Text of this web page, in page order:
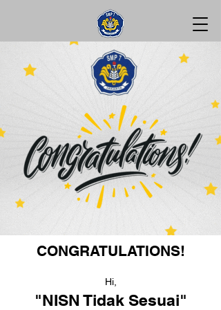
CONGRATULATIONS!
Hi,
"NISN Tidak Sesuai"